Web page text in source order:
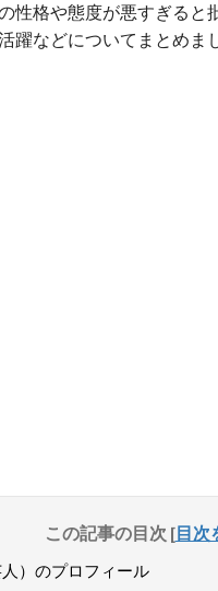
性格や態度が悪すぎる
躍などについてまとめま
この記事の目次 [目次
）のプロフィール